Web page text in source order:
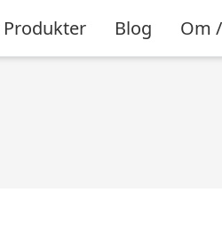
Produkter Blog Om